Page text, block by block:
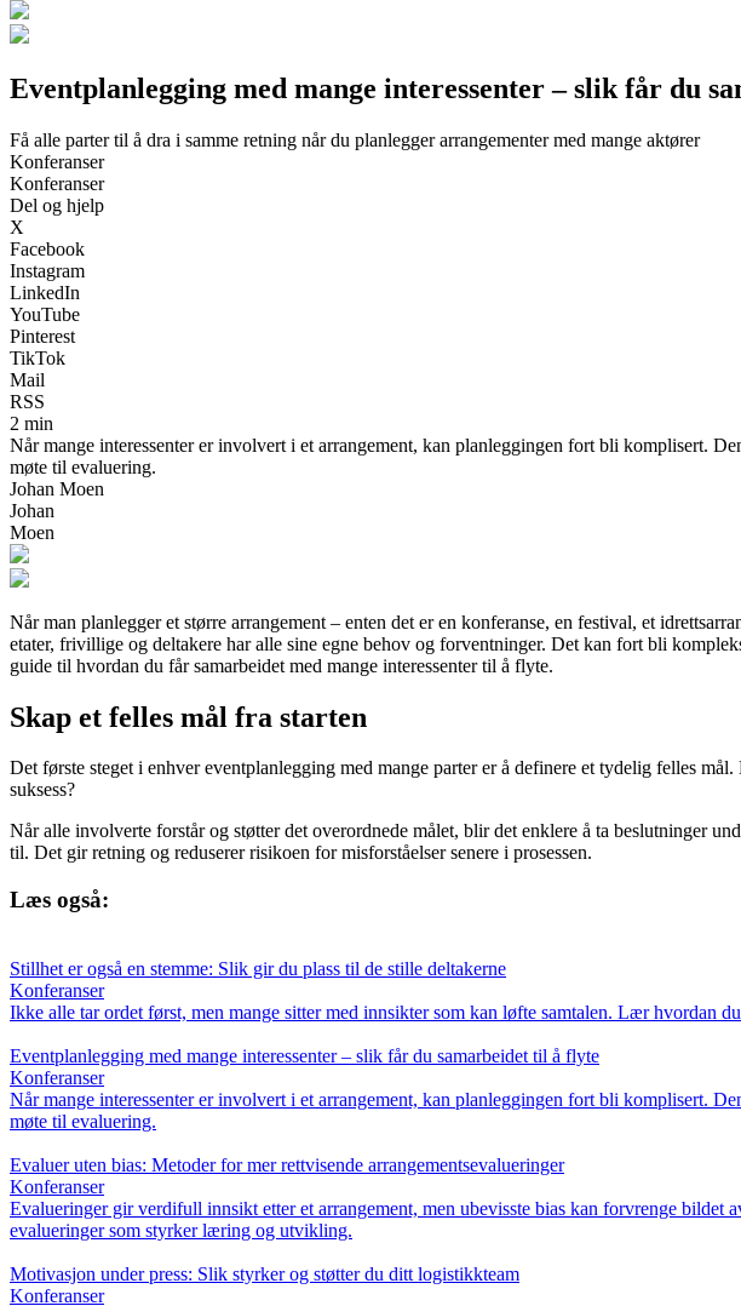
Eventplanlegging med mange interessenter – slik får du
Få alle parter til å dra i samme retning når du planlegger arrangementer med mange aktører
Konferanser
Konferanser
Del og hjelp
X
Facebook
Instagram
LinkedIn
YouTube
Pinterest
TikTok
Mail
RSS
2 min
Når mange interessenter er involvert i et arrangement, kan planleggingen fort bli komplisert.
møte til evaluering.
Johan Moen
Johan
Moen
Når man planlegger et større arrangement – enten det er en konferanse, en festival, et
etater, frivillige og deltakere har alle sine egne behov og forventninger. Det kan fort bli
guide til hvordan du får samarbeidet med mange interessenter til å flyte.
Skap et felles mål fra starten
Det første steget i enhver eventplanlegging med mange parter er å definere et tydelig felles
suksess?
Når alle involverte forstår og støtter det overordnede målet, blir det enklere å ta beslutninger
til. Det gir retning og reduserer risikoen for misforståelser senere i prosessen.
Læs også:
Stillhet er også en stemme: Slik gir du plass til de stille deltakerne
Konferanser
Ikke alle tar ordet først, men mange sitter med innsikter som kan løfte samtalen. Lær hvordan
Eventplanlegging med mange interessenter – slik får du samarbeidet til å flyte
Konferanser
Når mange interessenter er involvert i et arrangement, kan planleggingen fort bli komplisert.
møte til evaluering.
Evaluer uten bias: Metoder for mer rettvisende arrangementsevalueringer
Konferanser
Evalueringer gir verdifull innsikt etter et arrangement, men ubevisste bias kan forvrenge
evalueringer som styrker læring og utvikling.
Motivasjon under press: Slik styrker og støtter du ditt logistikkteam
Konferanser